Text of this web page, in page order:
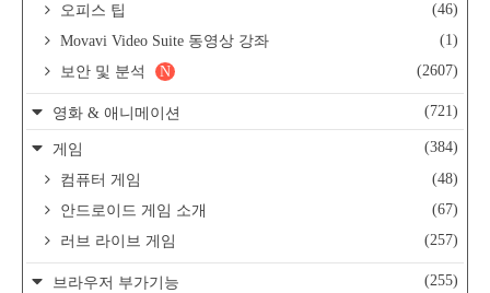
오피스 팁
(46)
Movavi Video Suite 동영상 강좌
(1)
보안 및 분석
(2607)
N
영화 & 애니메이션 (721)
게임
(384)
컴퓨터 게임
(48)
안드로이드 게임 소개
(67)
러브 라이브 게임
(257)
브라우저 부가기능
(255)